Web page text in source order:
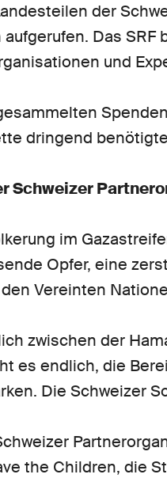
der
Das
und
dringend
Schweizer
im
Opfer, eine
Vereinten
zwischen der
es endlich, die
Die Schweizer
the Children, die